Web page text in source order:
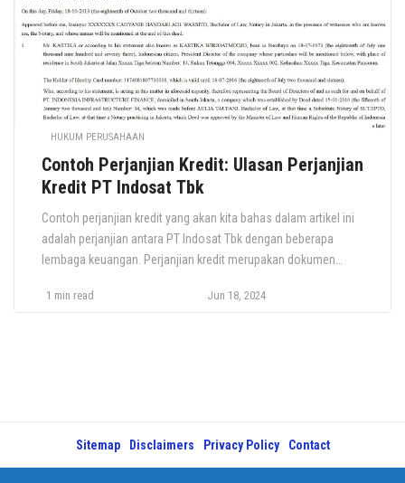
HUKUM PERUSAHAAN
Contoh Perjanjian Kredit: Ulasan Perjanjian
Kredit PT Indosat Tbk
Contoh perjanjian kredit yang akan kita bahas dalam artikel ini
adalah perjanjian antara PT Indosat Tbk dengan beberapa
lembaga keuangan. Perjanjian kredit merupakan dokumen
peminjam. Dalam artikel ini, kita akan mengulas contoh
1 min read Jun 18, 2024
Sitemap Disclaimers Privacy Policy Contact